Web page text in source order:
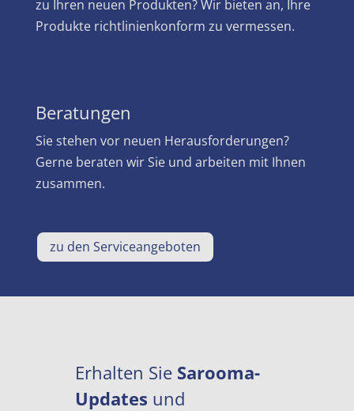
zu Ihren neuen Produkten? Wir bieten an, Ihre
Produkte richtlinienkonform zu vermessen.
Beratungen
Sie stehen vor neuen Herausforderungen?
Gerne beraten wir Sie und arbeiten mit Ihnen
zusammen.
zu den Serviceangeboten
Erhalten Sie Sarooma-
Updates und